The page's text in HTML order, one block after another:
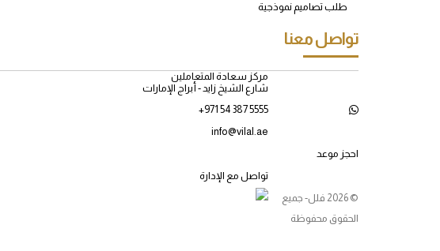
طلب تصاميم نموذجية
تواصل معنا
مركز سعادة المتعاملين
شارع الشيخ زايد - أبراج الإمارات
+971 54 387 5555
info@vilal.ae
احجز موعد
تواصل مع الإدارة
© 2026 فلل- جميع
الحقوق محفوظة